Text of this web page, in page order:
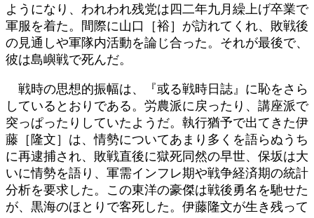
ようになり、われわれ残党は四二年九月繰上げ卒業で
軍服を着た。間際に山口［裕］が訪れてくれ、敗戦後
の見通しや軍隊内活動を論じ合った。それが最後で、
彼は島嶼戦で死んだ。
戦時の思想的振幅は、『或る戦時日誌』に恥をさら
しているとおりである。労農派に戻ったり、講座派で
突っぱったりしていたようだ。執行猶予で出てきた伊
藤［隆文］は、情勢についてあまり多くを語らぬうち
に再逮捕され、敗戦直後に獄死同然の早世、保坂は大
いに情勢を語り、軍需インフレ期や戦争経済期の統計
分析を要求した。この東洋の豪傑は戦後勇名を馳せた
が、黒海のほとりで客死した。伊藤隆文が生き残って